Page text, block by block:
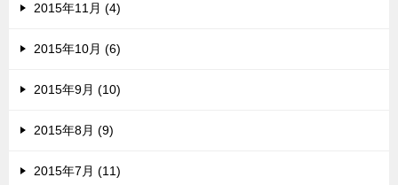
2015年11月 (4)
2015年10月 (6)
2015年9月 (10)
2015年8月 (9)
2015年7月 (11)